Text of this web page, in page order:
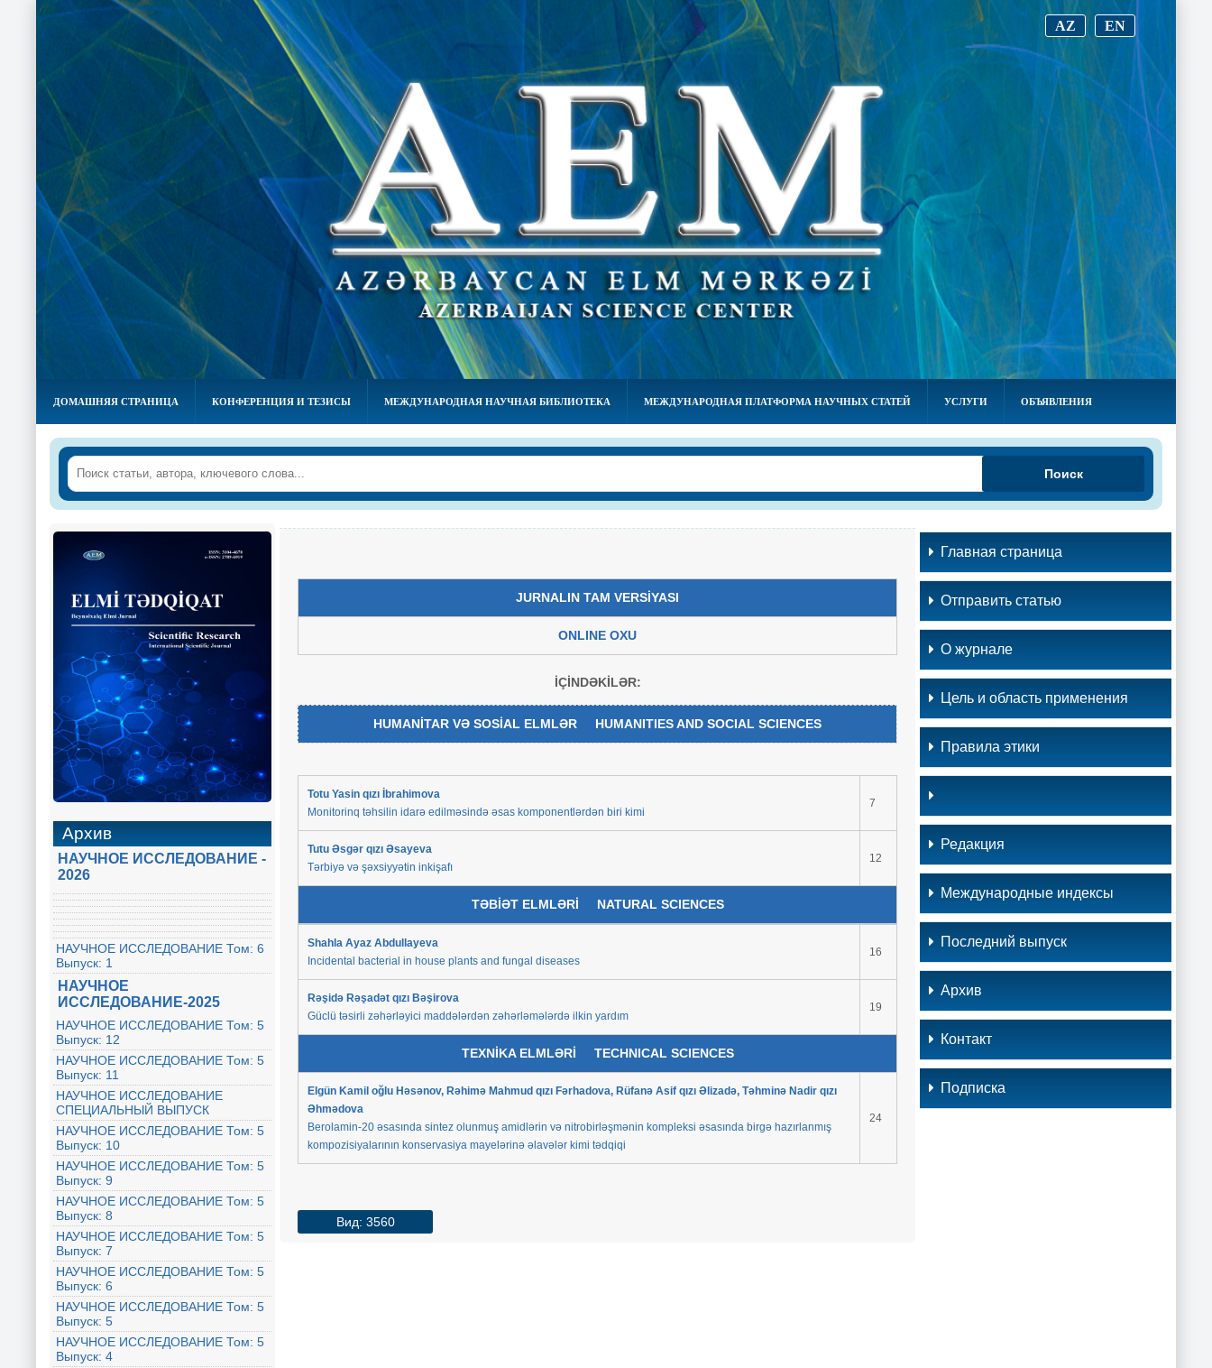
AZ EN
ДОМАШНЯЯ СТРАНИЦА КОНФЕРЕНЦИЯ И ТЕЗИСЫ МЕЖДУНАРОДНАЯ НАУЧНАЯ БИБЛИОТЕКА МЕЖДУНАРОДНАЯ ПЛАТФОРМА НАУЧНЫХ СТАТЕЙ УСЛУГИ ОБЪЯВЛЕНИЯ
Поиск
Архив
НАУЧНОЕ ИССЛЕДОВАНИЕ -
2026
НАУЧНОЕ ИССЛЕДОВАНИЕ Том: 6
Выпуск: 1
НАУЧНОЕ
ИССЛЕДОВАНИЕ-2025
НАУЧНОЕ ИССЛЕДОВАНИЕ Том: 5
Выпуск: 12
НАУЧНОЕ ИССЛЕДОВАНИЕ Том: 5
Выпуск: 11
НАУЧНОЕ ИССЛЕДОВАНИЕ
СПЕЦИАЛЬНЫЙ ВЫПУСК
НАУЧНОЕ ИССЛЕДОВАНИЕ Том: 5
Выпуск: 10
НАУЧНОЕ ИССЛЕДОВАНИЕ Том: 5
Выпуск: 9
НАУЧНОЕ ИССЛЕДОВАНИЕ Том: 5
Выпуск: 8
НАУЧНОЕ ИССЛЕДОВАНИЕ Том: 5
Выпуск: 7
НАУЧНОЕ ИССЛЕДОВАНИЕ Том: 5
Выпуск: 6
НАУЧНОЕ ИССЛЕДОВАНИЕ Том: 5
Выпуск: 5
НАУЧНОЕ ИССЛЕДОВАНИЕ Том: 5
Выпуск: 4
JURNALIN TAM VERSİYASI
ONLINE OXU
İÇİNDƏKİLƏR:
HUMANİTAR VƏ SOSİAL ELMLƏR HUMANITIES AND SOCIAL SCIENCES
Totu Yasin qızı İbrahimova
Monitorinq təhsilin idarə edilməsində əsas komponentlərdən biri kimi
7
Tutu Əsgər qızı Əsayeva
Tərbiyə və şəxsiyyətin inkişafı
12
TƏBİƏT ELMLƏRİ NATURAL SCIENCES
Shahla Ayaz Abdullayeva
Incidental bacterial in house plants and fungal diseases
16
Rəşidə Rəşadət qızı Bəşirova
Güclü təsirli zəhərləyici maddələrdən zəhərləmələrdə ilkin yardım
19
TEXNİKA ELMLƏRİ TECHNICAL SCIENCES
Elgün Kamil oğlu Həsənov, Rəhimə Mahmud qızı Fərhadova, Rüfanə Asif qızı Əlizadə, Təhminə Nadir qızı
Əhmədova
Berolamin-20 əsasında sintez olunmuş amidlərin və nitrobirləşmənin kompleksi əsasında birgə hazırlanmış
kompozisiyalarının konservasiya mayelərinə əlavələr kimi tədqiqi
24
Вид: 3560
Главная страница
Отправить статью
О журнале
Цель и область применения
Правила этики
Редакция
Международные индексы
Последний выпуск
Архив
Контакт
Подписка